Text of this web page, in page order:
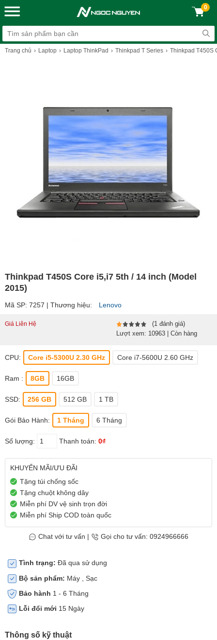
0
Trang chủ Laptop Laptop ThinkPad Thinkpad T Series Thinkpad T450S
Thinkpad T450S Core i5,i7 5th / 14 inch (Model
2015)
Mã SP: 7257 | Thương hiệu: Lenovo
Giá Liên Hệ
(1 đánh giá)
Lượt xem: 10963 | Còn hàng
CPU: Core i5-5300U 2.30 GHz Core i7-5600U 2.60 GHz
Ram : 8GB 16GB
SSD: 256 GB 512 GB 1 TB
Gói Bảo Hành: 1 Tháng 6 Tháng
Số lượng: Thanh toán: 0₫
KHUYẾN MÃI/ƯU ĐÃI
Tặng túi chống sốc
Tặng chuột không dây
Miễn phí DV vệ sinh trọn đời
Miễn phí Ship COD toàn quốc
Chat với tư vấn | Gọi cho tư vấn: 0924966666
Tình trạng: Đã qua sử dụng
Bộ sản phẩm: Máy , Sạc
Bảo hành 1 - 6 Tháng
Lỗi đổi mới 15 Ngày
Thông số kỹ thuật